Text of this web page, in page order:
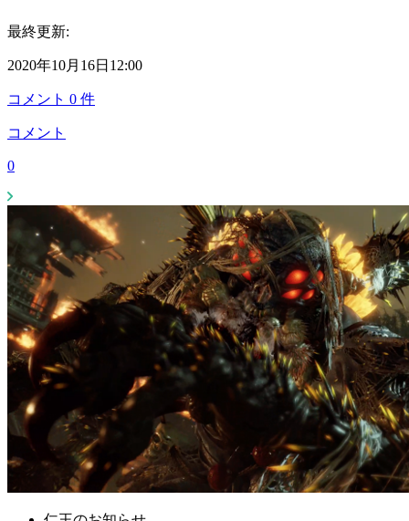
最終更新:
2020年10月16日12:00
コメント 0 件
コメント
0